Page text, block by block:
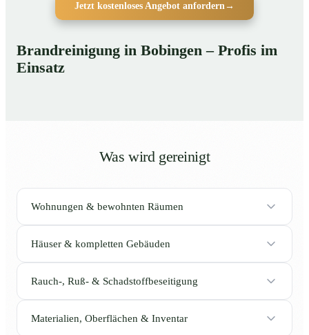
Jetzt kostenloses Angebot anfordern→
Brandreinigung in Bobingen – Profis im
Einsatz
Was wird gereinigt
Wohnungen & bewohnten Räumen
Häuser & kompletten Gebäuden
Rauch-, Ruß- & Schadstoffbeseitigung
Materialien, Oberflächen & Inventar